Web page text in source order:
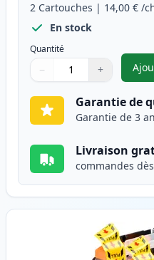
2 Cartouches | 14,00 € /
En stock
Quantité
Quantité
Utilisez les boutons pour
− +
Quantité
Garantie de
Garantie de 3
Livraison
commandes